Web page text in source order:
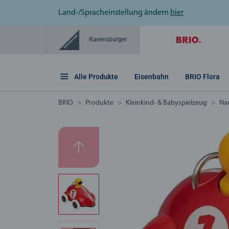
Land-/Spracheinstellung ändern hier
Ravensburger
Alle Produkte Eisenbahn BRIO Flora
BRIO Produkte Kleinkind- & Babyspielzeug